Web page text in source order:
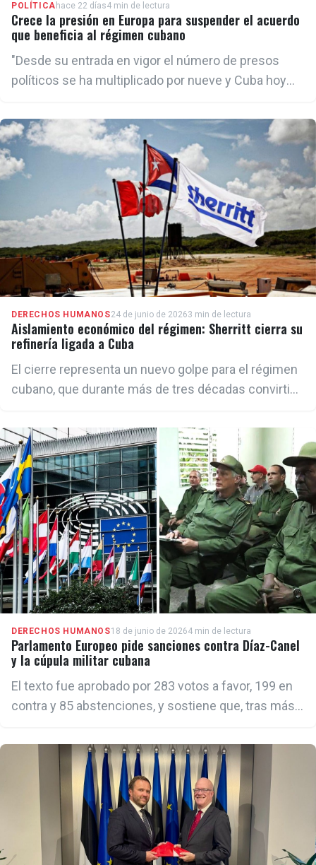
POLÍTICA hace 22 días4 min de lectura
Crece la presión en Europa para suspender el acuerdo
que beneficia al régimen cubano
"Desde su entrada en vigor el número de presos
políticos se ha multiplicado por nueve y Cuba hoy
Iberoamérica; la represión se ha recrudecido en
todo el país y las condiciones de vida del pueblo
cubano no solo no han mejorado, sino que se han
deteriorado hasta niveles de emergencia social. Eso
a pesar de ser la dictadura más subvencionada del
mundo", afirmó Jove.
DERECHOS HUMANOS24 de junio de 20263 min de lectura
Aislamiento económico del régimen: Sherritt cierra su
refinería ligada a Cuba
El cierre representa un nuevo golpe para el régimen
cubano, que durante más de tres décadas convirtió
explotación de níquel y cobalto.
DERECHOS HUMANOS18 de junio de 20264 min de lectura
Parlamento Europeo pide sanciones contra Díaz-Canel
y la cúpula militar cubana
El texto fue aprobado por 283 votos a favor, 199 en
contra y 85 abstenciones, y sostiene que, tras más
"a punto de convertirse en un Estado fallido".